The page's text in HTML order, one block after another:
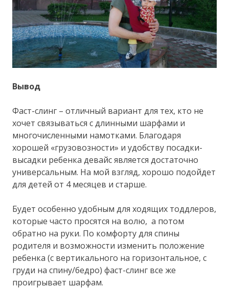
Вывод
Фаст-слинг – отличный вариант для тех, кто не
хочет связываться с длинными шарфами и
многочисленными намотками. Благодаря
хорошей «грузовозности» и удобству посадки-
высадки ребенка девайс является достаточно
универсальным. На мой взгляд, хорошо подойдет
для детей от 4 месяцев и старше.
Будет особенно удобным для ходящих тоддлеров,
которые часто просятся на волю, а потом
обратно на руки. По комфорту для спины
родителя и возможности изменить положение
ребенка (с вертикального на горизонтальное, с
груди на спину/бедро) фаст-слинг все же
проигрывает шарфам.